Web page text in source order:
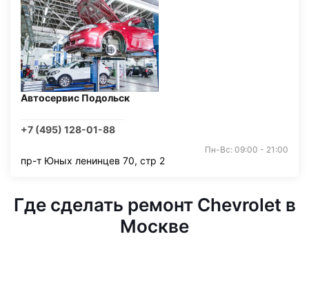
Автосервис Подольск
+7 (495) 128-01-88
Пн-Вс: 09:00 - 21:00
пр-т Юных ленинцев 70, стр 2
Где сделать ремонт Chevrolet в
Москве